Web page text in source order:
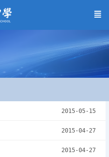
2015-05-15
2015-04-27
2015-04-27